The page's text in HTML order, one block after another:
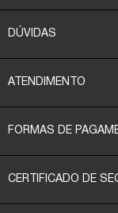
DÚVIDAS
ATENDIMENTO
FORMAS DE
CERTIFICADO DE